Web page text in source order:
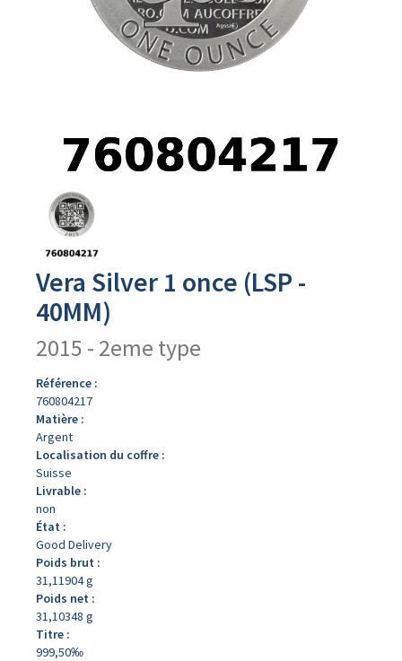
produit
Vera Silver 1 once (LSP -
40MM)
2015 - 2eme type
Référence :
760804217
Matière :
Argent
Localisation du coffre :
Suisse
Livrable :
non
État :
Good Delivery
Poids brut :
31,11904 g
Poids net :
31,10348 g
Titre :
999,50‰